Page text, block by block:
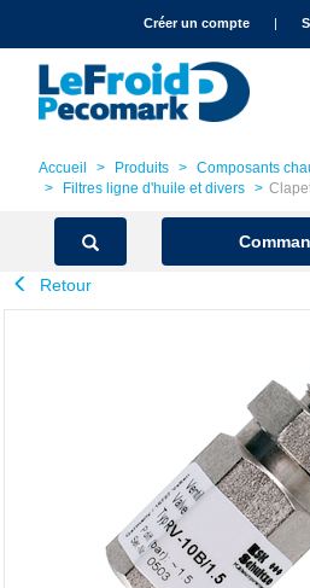
text.skipToNavigationCréer un compte |
Accueil Produits
Composants
Filtres ligne d'huile et divers
Retour